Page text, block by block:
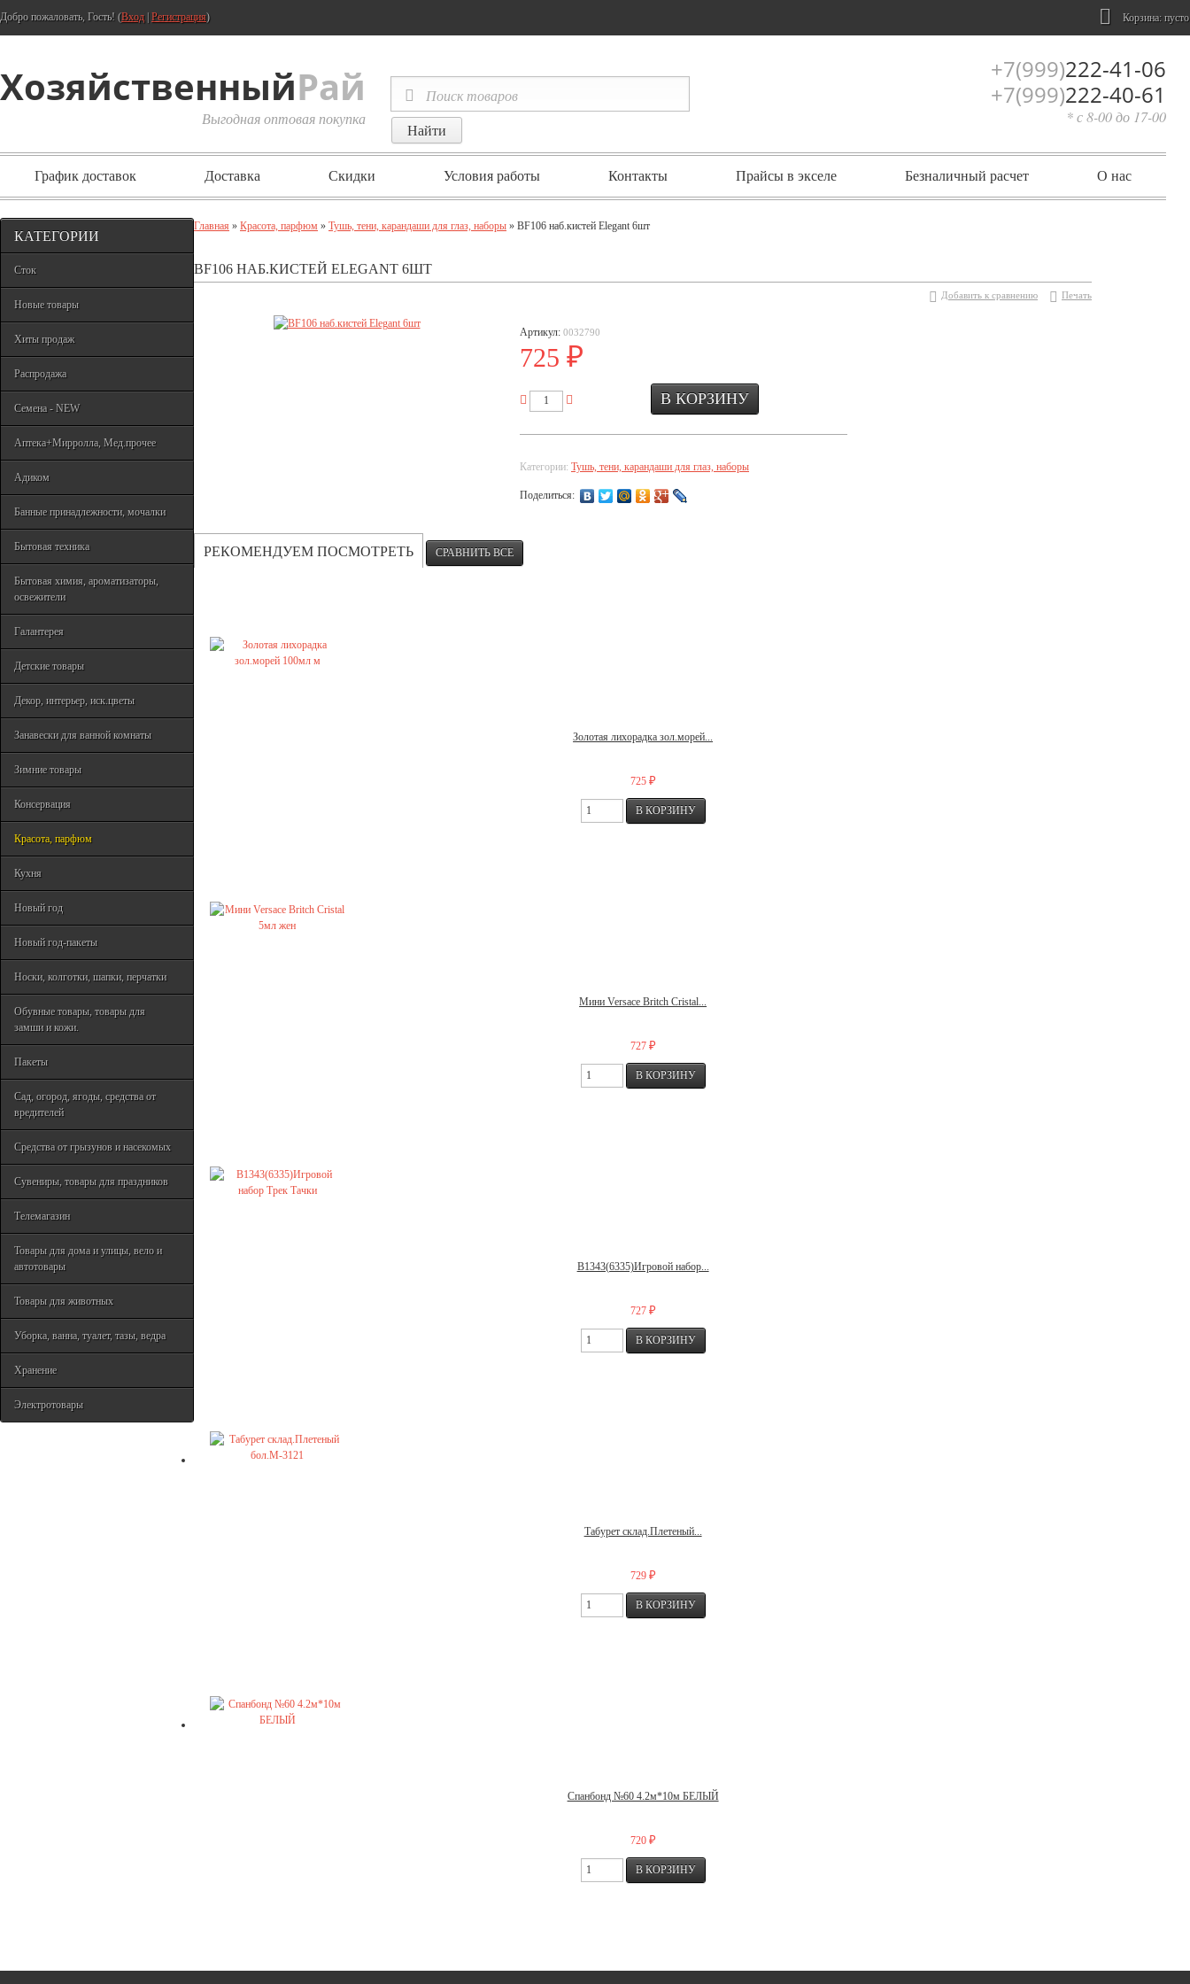
Добро пожаловать, Гость! (Вход Регистрация) Корзина: пусто
ХозяйственныйРай
Выгодная оптовая покупка
+7(999)222-41-06
+7(999)222-40-61
* с 8-00 до 17-00
График доставок Доставка Скидки Условия работы Контакты Прайсы в экселе Безналичный расчет О нас
КАТЕГОРИИ
Сток
Новые товары
Хиты продаж
Распродажа
Семена - NEW
Аптека+Мирролла, Мед.прочее
Адиком
Банные принадлежности, мочалки
Бытовая техника
Бытовая химия, ароматизаторы,
освежители
Галантерея
Детские товары
Декор, интерьер, иск.цветы
Занавески для ванной комнаты
Зимние товары
Консервация
Красота, парфюм
Кухня
Новый год
Новый год-пакеты
Носки, колготки, шапки, перчатки
Обувные товары, товары для
замши и кожи.
Пакеты
Сад, огород, ягоды, средства от
вредителей
Средства от грызунов и насекомых
Сувениры, товары для праздников
Телемагазин
Товары для дома и улицы, вело и
автотовары
Товары для животных
Уборка, ванна, туалет, тазы, ведра
Хранение
Электротовары
Главная » Красота, парфюм » Тушь, тени, карандаши для глаз, наборы » BF106 наб.кистей Elegant 6шт
BF106 НАБ.КИСТЕЙ ELEGANT 6ШТ
Добавить к сравнению Печать
Артикул: 0032790
725 ₽
Категории: Тушь, тени, карандаши для глаз, наборы
Поделиться:
РЕКОМЕНДУЕМ ПОСМОТРЕТЬ
Золотая лихорадка зол.морей...
725 ₽
Мини Versace Britch Cristal...
727 ₽
В1343(6335)Игровой набор...
727 ₽
Табурет склад.Плетеный...
729 ₽
Спанбонд №60 4.2м*10м БЕЛЫЙ
720 ₽